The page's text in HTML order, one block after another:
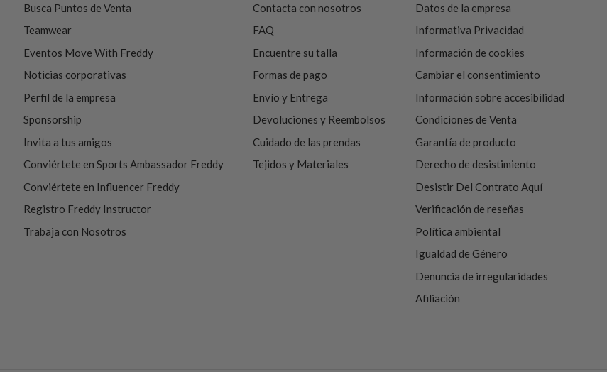
Busca Puntos de Venta
Teamwear
Eventos Move With Freddy
Noticias corporativas
Perfil de la empresa
Sponsorship
Invita a tus amigos
Conviértete en Sports Ambassador Freddy
Conviértete en Influencer Freddy
Registro Freddy Instructor
Trabaja con Nosotros
Contacta con nosotros
FAQ
Encuentre su talla
Formas de pago
Envío y Entrega
Devoluciones y Reembolsos
Cuidado de las prendas
Tejidos y Materiales
Datos de la empresa
Informativa Privacidad
Información de cookies
Cambiar el consentimiento
Información sobre accesibilidad
Condiciones de Venta
Garantía de producto
Derecho de desistimiento
Desistir Del Contrato Aquí
Verificación de reseñas
Política ambiental
Igualdad de Género
Denuncia de irregularidades
Afiliación